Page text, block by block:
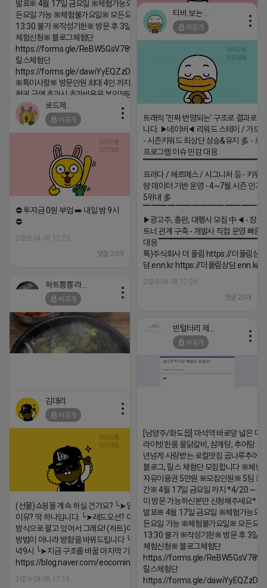
발표※ 4월 17일 금요일 ※체험가능요일※ 모
든요일 가능 ※체험불가요일※ 모든요일 12 ~
13:30 불가 ※작성기한※ 방문 후 3일 이내 ※
체험신청※ 블로그체험단
https://forms.gle/ReBW5GsV789ur2Pz6
릴스체험단
https://forms.gle/dawiYyEQZzDdqf8W8
※특이사항※ 방문인원 최대 4인 까지 가능 체
험권 금액 초과시 초과비용은 본인부담입니다.
2026-04-18 17:12
2026-04-18 17:05
비공개
트래픽 ‘진짜 반영되는’ 구조로 결과로
니다. ▶네이버◀ 리워드 스테이 / 가드 /
- 시즌키워드 최상단 상승&유지 多 - 로
프로그램 이슈 민감 대응
▔▔▔▔▔▔▔▔▔▔▔▔▔▔▔▔▔▔ ▶
프라다 / 헤르메스 / 시그니처 등 - 키워
량 데이터 기반 운영 - 4~7월 시즌 인기
5위내 多
▶광고주, 총판, 대행사 모집 中◀ - 장기
트너 관계 구축 - 개발사 직접 운영 빠른
대응
톡)주식회사 더 풀림 https://더풀림상
담.enn.kr https://더풀림상담.enn.kr
2026-04-18 17:26
댓글:20개
비공개
⛔️ 투자금 0원 부업 ➡️ 내일 밤 9시
⛔️
2026-04-18 17:23
댓글:20개
하트뿅뿅 라이언
비공개
https://m.blog.naver.com/wlgus1647/224253846149
2026-04-18 17:23
비공개
[남양주/화도읍] 마석역 바로앞 넓은 매
라이빗한룸 물닭갈비, 삼계탕, 추어탕 맛
년넘게 사랑받는 로컬맛집 곰나루추어
블로그, 릴스 체험단 모집합니다 ※체험
자유이용권 5만원 ※모집인원※ 5팀 ※
간※ 4월 17일 금요일 까지 *4/20 ~ 4/
이 방문 가능하신분만 신청해주세요* ※
발표※ 4월 17일 금요일 ※체험가능요
든요일 가능 ※체험불가요일※ 모든요
13:30 불가 ※작성기한※ 방문 후 3일
체험신청※ 블로그체험단
https://forms.gle/
릴스체험단
https://forms.gle/
김대리
비공개
(선물)쇼핑몰 계속 하실 건가요? ╰➤열심히 해도 안되는
이유? 딱 하나입니다. ╰➤레드오션? 아니요! ╰➤모두 같은
방식으로 팔고 있어서 그래요! (하트)이번엔 다릅니다. ╰➤
방법이 아니라 방향을 바꿔드립니다 ╰➤4월 21일(화) 저
녁9시 ╰➤지금 구조를 바꿀 마지막 기회
https://blog.naver.com/eocomim/224250518436
2026-04-18 17:15